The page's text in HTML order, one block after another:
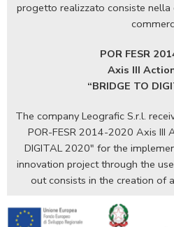
progetto realizzato consiste nella
POR FESR
Axis III
“BRIDGE TO
The company Leografic S.r.l.
POR-FESR 2014-2020 Axis III
DIGITAL 2020" for the
innovation project through the
out consists in the creation of